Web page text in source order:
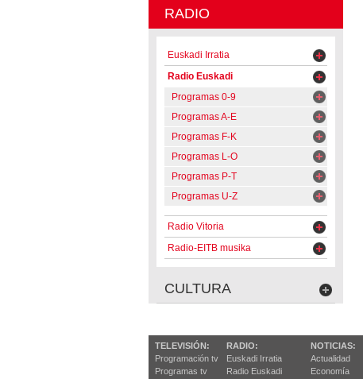
RADIO
Euskadi Irratia
Radio Euskadi
Programas 0-9
Programas A-E
Programas F-K
Programas L-O
Programas P-T
Programas U-Z
Radio Vitoria
Radio-EITB musika
CULTURA
TELEVISIÓN:
Programación tv
Programas tv
RADIO:
Euskadi Irratia
Radio Euskadi
NOTICIAS:
Actualidad
Economía